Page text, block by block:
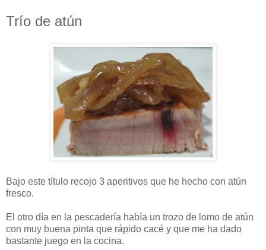
Trío de atún
Bajo este título recojo 3 aperitivos que he hecho con atún
fresco.
El otro día en la pescadería había un trozo de lomo de atún
con muy buena pinta que rápido cacé y que me ha dado
bastante juego en la cocina.